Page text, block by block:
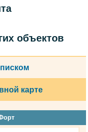
объектов
карте